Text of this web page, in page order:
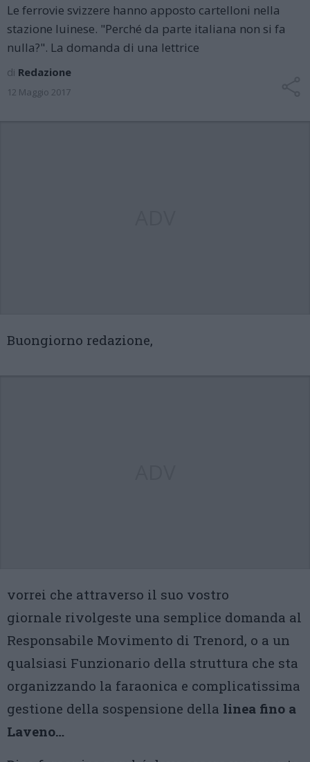
Le ferrovie svizzere hanno apposto cartelloni nella
stazione luinese. "Perché da parte italiana non si fa
nulla?". La domanda di una lettrice
di Redazione
12 Maggio 2017
Buongiorno redazione,
vorrei che attraverso il suo vostro
giornale rivolgeste una semplice domanda al
Responsabile Movimento di Trenord, o a un
qualsiasi Funzionario della struttura che sta
organizzando la faraonica e complicatissima
gestione della sospensione della linea fino a
Laveno…